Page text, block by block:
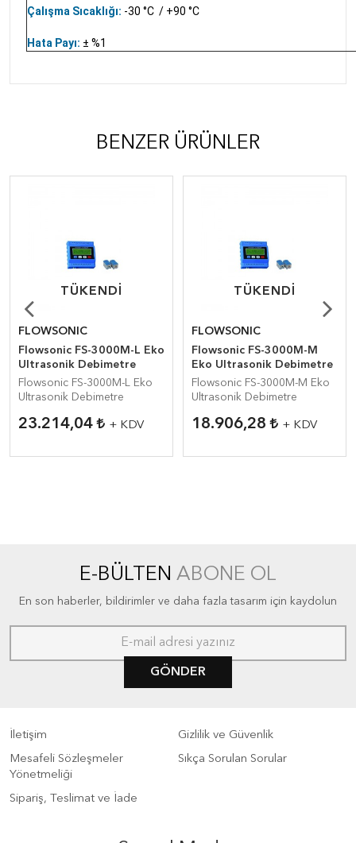
Çalışma Sıcaklığı: -30 °C / +90 °C
Hata Payı: ± %1
BENZER ÜRÜNLER
TÜKENDI
TÜKENDI
FLOWSONIC
Flowsonic FS-3000M-L Eko
Ultrasonik Debimetre
Flowsonic FS-3000M-L Eko
Ultrasonik Debimetre
23.214,04 + KDV
TÜKENDI
TÜKENDI
FLOWSONIC
Flowsonic FS-3000M-M
Eko Ultrasonik Debimetre
Flowsonic FS-3000M-M Eko
Ultrasonik Debimetre
18.906,28 + KDV
E-BÜLTEN ABONE OL
En son haberler, bildirimler ve daha fazla tasarım için kaydolun
GÖNDER
İletişim
Gizlilik ve Güvenlik
Mesafeli Sözleşmeler
Yönetmeliği
Sıkça Sorulan Sorular
Sipariş, Teslimat ve İade